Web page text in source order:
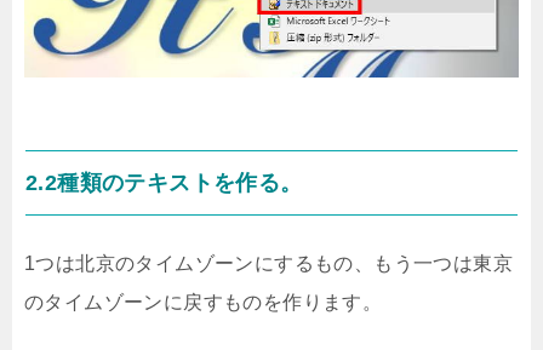
2.2種類のテキストを作る。
1つは北京のタイムゾーンにするもの、もう一つは東京
のタイムゾーンに戻すものを作ります。